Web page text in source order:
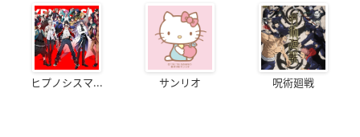
ヒプノシスマ... サンリオ 呪術廻戦